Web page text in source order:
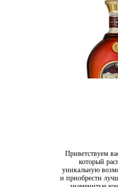
Приветствуем
который
уникальную
и приобрести